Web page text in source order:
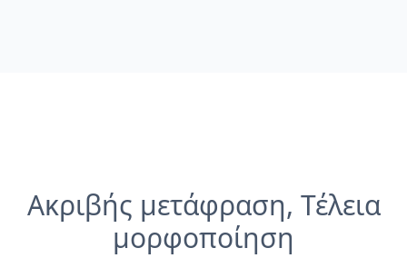
Ακριβής μετάφραση, Τέλεια
μορφοποίηση